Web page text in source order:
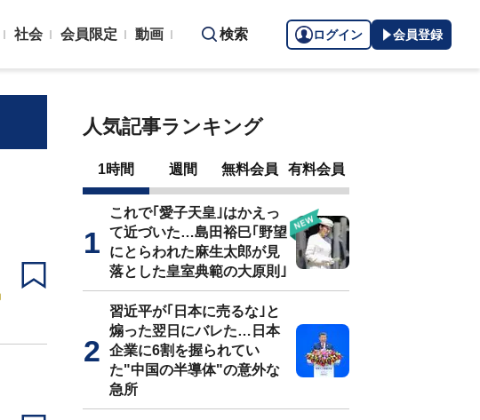
社会 会員限定 動画 検索 ログイン 会員登録
人気記事ランキング
1時間 週間 無料会員 有料会員
これで｢愛子天皇｣はかえっ
て近づいた…島田裕巳｢野望
にとらわれた麻生太郎が見
落とした皇室典範の大原則｣
習近平が｢日本に売るな｣と
煽った翌日にバレた…日本
企業に6割を握られてい
た"中国の半導体"の意外な
急所